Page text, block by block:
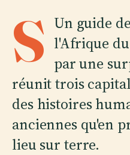
S Un guide
l'Afrique
par une
réunit trois
des histoires
anciennes qu'en
lieu sur terre.